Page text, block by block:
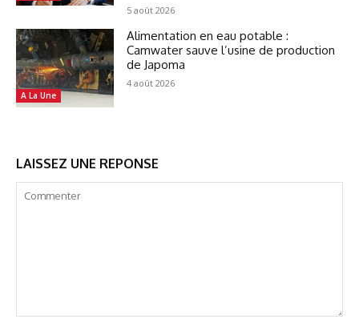
5 août 2026
A La Une
Alimentation en eau potable :
Camwater sauve l’usine de production
de Japoma
4 août 2026
LAISSEZ UNE REPONSE